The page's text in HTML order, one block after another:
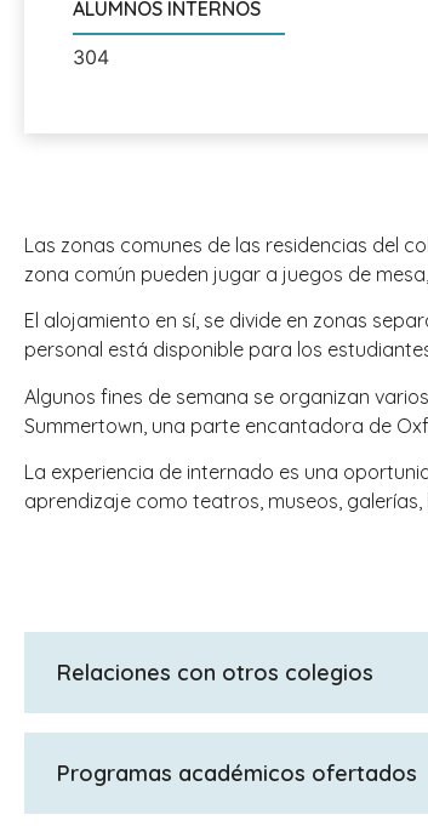
ALUMNOS INTERNOS
304
Las zonas comunes de las residencias del
zona común pueden jugar a juegos de
El alojamiento en sí, se divide en zonas
personal está disponible para los
Algunos fines de semana se organizan
Summertown, una parte encantadora de
La experiencia de internado es una
aprendizaje como teatros, museos,
Relaciones con otros colegios
Aceptamos estudiantes a partir de
Programas académicos ofertados